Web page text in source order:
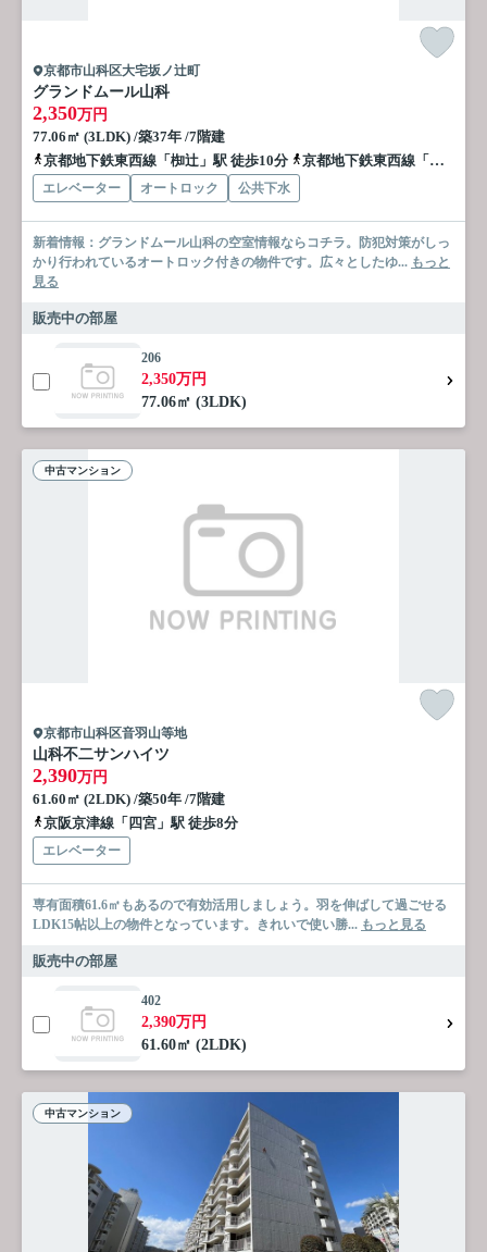
京都市山科区大宅坂ノ辻町
グランドムール山科
2,350万円
77.06㎡ (3LDK) /築37年 /7階建
京都地下鉄東西線「椥辻」駅 徒歩10分
京都地下鉄東西線「東野」駅 徒歩19分
エレベーター オートロック 公共下水
新着情報：グランドムール山科の空室情報ならコチラ。防犯対策がしっ
かり行われているオートロック付きの物件です。広々としたゆ... もっと
見る
販売中の部屋
206
2,350万円
77.06㎡ (3LDK)
中古マンション
京都市山科区音羽山等地
山科不二サンハイツ
2,390万円
61.60㎡ (2LDK) /築50年 /7階建
京阪京津線「四宮」駅 徒歩8分
エレベーター
専有面積61.6㎡もあるので有効活用しましょう。羽を伸ばして過ごせる
LDK15帖以上の物件となっています。きれいで使い勝... もっと見る
販売中の部屋
402
2,390万円
61.60㎡ (2LDK)
中古マンション